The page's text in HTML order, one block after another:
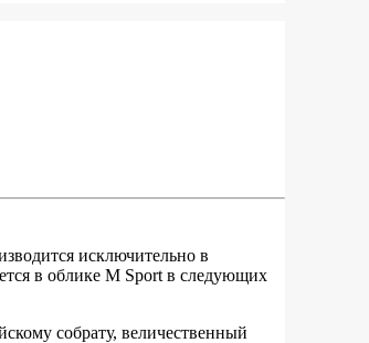
исключительно в
в облике M Sport в следующих
собрату, величественный